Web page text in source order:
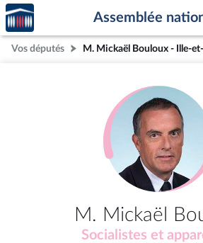
Aller au contenu
Aller en bas de la page
Accèder
à la
page
d'accueil
Assemblée
Vos députés
M. Mickaël
Socialistes et